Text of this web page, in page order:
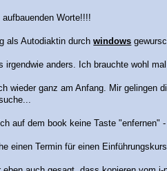
Worte!!!!
als Autodiaktin durchwindows
irgendwie anders. Ich brauchte wohl
wieder ganz am Anfang. Mir gelingen
auf dem book keine Taste "enfernen"
einen Termin für einen